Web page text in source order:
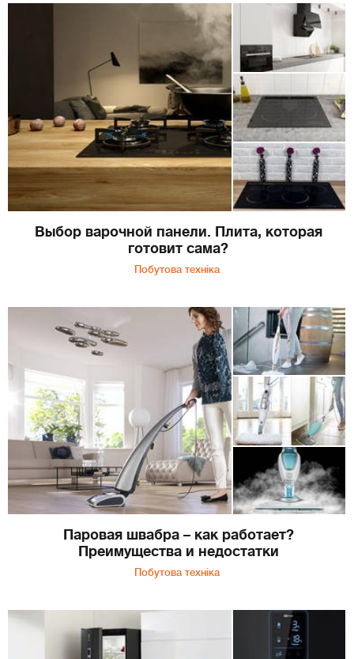
Выбор варочной панели. Плита, которая
готовит сама?
Побутова техніка
Паровая швабра – как работает?
Преимущества и недостатки
Побутова техніка